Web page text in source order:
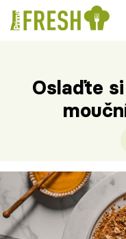
Česká kuchyně
Témata
Recepty
Oslaďte